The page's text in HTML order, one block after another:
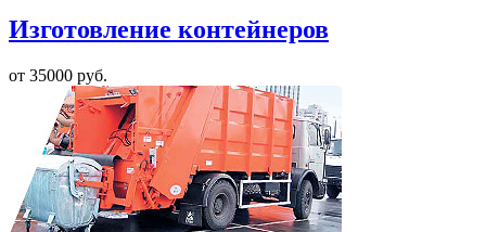
Изготовление контейнеров
от 35000 руб.